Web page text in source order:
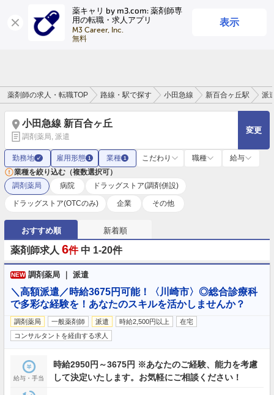
薬キャリ by m3.com: 薬剤師専
用の転職・求人アプリ
M3 Career, Inc.
無料
表示
ログイン
薬剤師の求人・転職TOP 路線・駅で探す 小田急線 新百合ヶ丘駅 派
小田急線 新百合ヶ丘
調剤薬局, 派遣
変更
勤務地 ✓ 雇用形態 1 業種 1 こだわり 職種
給与
業種を絞り込む（複数選択可）
調剤薬局
病院 ドラッグストア(調剤併設)
ドラッグストア(OTCのみ) 企業 その他
おすすめ順 新着順
薬剤師求人 6件 中 1-20件
NEW 調剤薬局 ｜ 派遣
＼高額派遣／時給3675円可能！〈川崎市〉◎総合診療科
で多彩な経験を！あなたのスキルを活かしませんか？
調剤薬局 一般薬剤師 派遣 時給2,500円以上
在宅
コンサルタントを経由する求人
給与・手当
時給2950円～3675円 ※あなたのご経験、能力を考慮
して決定いたします。お気軽にご相談ください！